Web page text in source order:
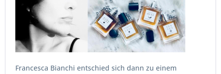
Francesca Bianchi entschied sich dann zu einem